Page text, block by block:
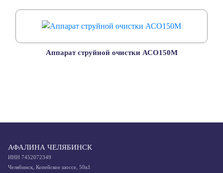
Аппарат струйной очистки АСО150М
АФАЛИНА ЧЕЛЯБИНСК
ИНН 7452072349
Челябинск, Копейское шоссе, 50к1